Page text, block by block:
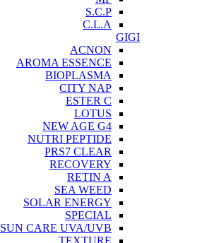
S.C.P
C.L.A
GIGI
ACNON
AROMA ESSENCE
BIOPLASMA
CITY NAP
ESTER C
LOTUS
NEW AGE G4
NUTRI PEPTIDE
PRS7 CLEAR
RECOVERY
RETIN A
SEA WEED
SOLAR ENERGY
SPECIAL
SUN CARE UVA/UVB
TEXTURE